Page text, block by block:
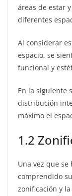
áreas de estar
diferentes
Al considerar
espacio, se
funcional y
En la siguiente
distribución
máximo el
1.2
Una vez que se
comprendido
zonificación y